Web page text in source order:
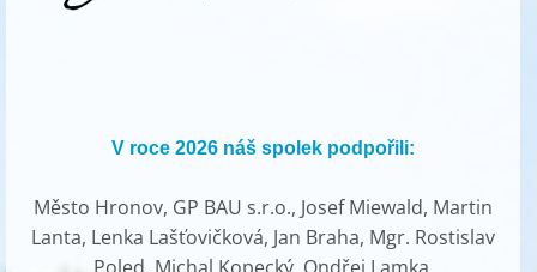
V roce 2026 náš spolek podpořili:
Město Hronov, GP BAU s.r.o., Josef Miewald, Martin
Lanta, Lenka Lašťovičková, Jan Braha, Mgr. Rostislav